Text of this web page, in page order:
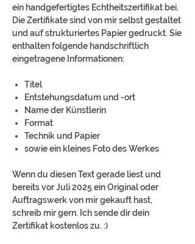
ein handgefertigtes Echtheitszertifikat bei.
Die Zertifikate sind von mir selbst gestaltet
und auf strukturiertes Papier gedruckt. Sie
enthalten folgende handschriftlich
eingetragene Informationen:
Titel
Entstehungsdatum und -ort
Name der Künstlerin
Format
Technik und Papier
sowie ein kleines Foto des Werkes
Wenn du diesen Text gerade liest und
bereits vor Juli 2025 ein Original oder
Auftragswerk von mir gekauft hast,
schreib mir gern. Ich sende dir dein
Zertifikat kostenlos zu. :)